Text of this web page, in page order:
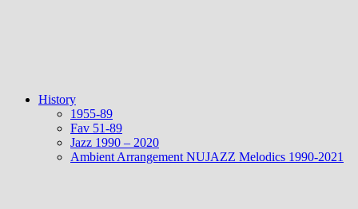
History
1955-89
Fav 51-89
Jazz 1990 – 2020
Ambient Arrangement NUJAZZ Melodics 1990-2021